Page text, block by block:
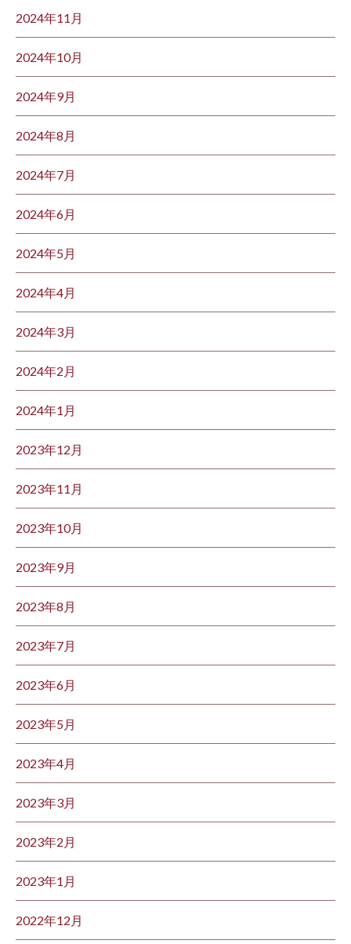
2024年11月
2024年10月
2024年9月
2024年8月
2024年7月
2024年6月
2024年5月
2024年4月
2024年3月
2024年2月
2024年1月
2023年12月
2023年11月
2023年10月
2023年9月
2023年8月
2023年7月
2023年6月
2023年5月
2023年4月
2023年3月
2023年2月
2023年1月
2022年12月